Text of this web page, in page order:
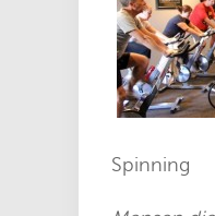
Spinning